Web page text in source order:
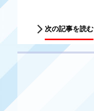
次の記事を読む